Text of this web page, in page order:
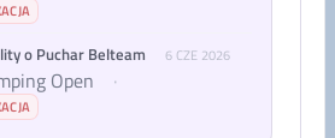
o Puchar Belteam 6 CZE 2026
Open ·